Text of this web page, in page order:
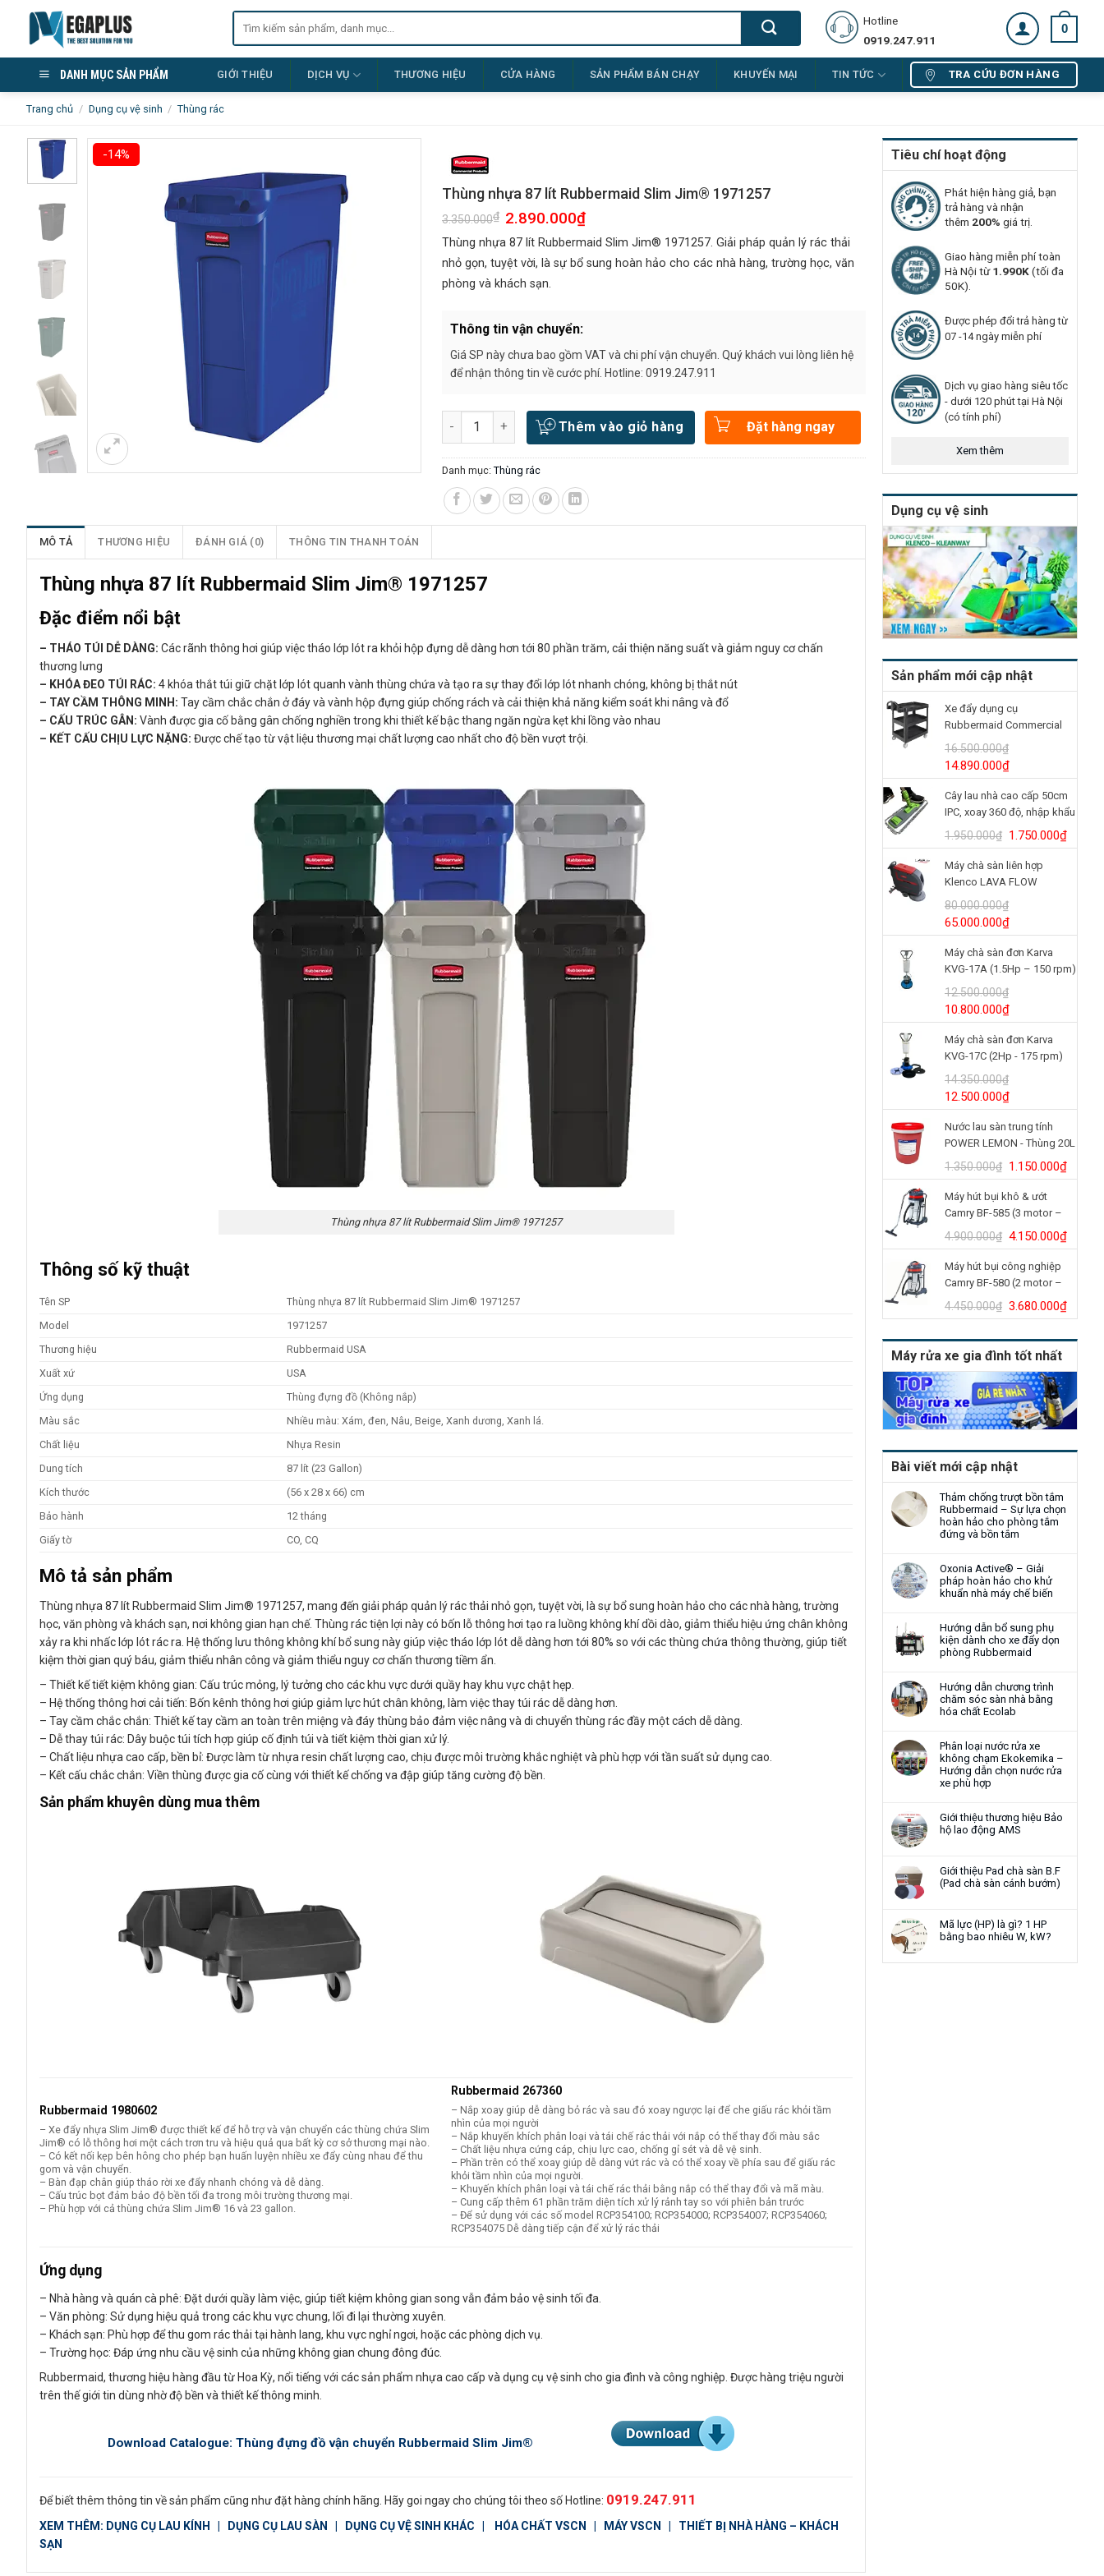
content
Tìm
Hotline
0919.247.911
0
DANH MỤC SẢN PHẨM GIỚI THIỆU DỊCH VỤ THƯƠNG HIỆU CỬA HÀNG SẢN PHẨM BÁN CHẠY KHUYẾN MẠI TIN TỨC TRA CỨU ĐƠN HÀNG
Trang chủ / Dụng cụ vệ sinh / Thùng rác
Tiêu chí hoạt động
Phát hiện hàng giả, bạn
trả hàng và nhận
thêm 200% giá trị.
Giao hàng miễn phí toàn
Hà Nội từ1.990K(tối đa
50K).
Được phép đổi trả hàng từ
07 -14 ngày miễn phí
Dịch vụ giao hàng siêu tốc
- dưới 120 phút tại Hà Nội
(có tính phí)
Xem thêm
Dụng cụ vệ sinh
Sản phẩm mới cập nhật
Xe đẩy dụng cụ
Rubbermaid Commercial
BRUTE® 3 tầng
Model/SKU: 2196862
16.500.000₫
Giá
gốc
là:
16.500.000₫.
14.890.000₫Giá
hiện
tại
là:
14.890.000₫.
Cây lau nhà cao cấp 50cm
IPC, xoay 360 độ, nhập khẩu
Italy
1.950.000₫ Giá
gốc
là:
1.950.000₫.
1.750.000₫Giá
hiện
Máy chà sàn liên hợp
Klenco LAVA FLOW
(24V/125Ah)
80.000.000₫
Giá
gốc
là:
80.000.000₫.
65.000.000₫Giá
hiện
tại
là:
Máy chà sàn đơn Karva
KVG-17A (1.5Hp – 150 rpm)
12.500.000₫
Giá
gốc
là:
12.500.000₫.
10.800.000₫Giá
hiện
tại
là:
Máy chà sàn đơn Karva
KVG-17C (2Hp - 175 rpm)
14.350.000₫
Giá
gốc
là:
14.350.000₫.
12.500.000₫Giá
hiện
tại
là:
12.500.000₫.
Nước lau sàn trung tính
POWER LEMON - Thùng 20L
1.350.000₫ Giá
gốc
là:
1.350.000₫.
1.150.000₫Giá
hiện
Máy hút bụi khô & ướt
Camry BF-585 (3 motor –
80L)
4.900.000₫ Giá
gốc
là:
4.900.000₫.
4.150.000₫Giá
hiện
Máy hút bụi công nghiệp
Camry BF-580 (2 motor –
70L)
4.450.000₫ Giá
gốc
là:
4.450.000₫.
3.680.000₫Giá
hiện
tại
Máy rửa xe gia đình tốt nhất
Bài viết mới cập nhật
Thảm chống trượt bồn tắm
Rubbermaid – Sự lựa chọn
hoàn hảo cho phòng tắm
đứng và bồn tắm
Oxonia Active® – Giải
pháp hoàn hảo cho khử
khuẩn nhà máy chế biến
Hướng dẫn bổ sung phụ
kiện dành cho xe đẩy dọn
phòng Rubbermaid
Hướng dẫn chương trình
chăm sóc sàn nhà bằng
hóa chất Ecolab
Phân loại nước rửa xe
không chạm Ekokemika –
Hướng dẫn chọn nước rửa
xe phù hợp
Giới thiệu thương hiệu Bảo
hộ lao động AMS
Giới thiệu Pad chà sàn B.F
(Pad chà sàn cánh bướm)
Mã lực (HP) là gì? 1 HP
bằng bao nhiêu W, kW?
-14%
Thùng nhựa 87 lít Rubbermaid Slim Jim® 1971257
3.350.000₫ Giá
gốc
là:
3.350.000₫.
2.890.000₫Giá
tại
là:
2.890.000₫.
Thùng nhựa 87 lít Rubbermaid Slim Jim® 1971257. Giải pháp quản lý rác thải
nhỏ gọn, tuyệt vời, là sự bổ sung hoàn hảo cho các nhà hàng, trường học, văn
phòng và khách sạn.
Thông tin vận chuyển:
Giá SP này chưa bao gồm VAT và chi phí vận chuyển. Quý khách vui lòng liên hệ
để nhận thông tin về cước phí. Hotline: 0919.247.911
Số lượng Thêm vào giỏ hàng Đặt hàng ngay
Danh mục: Thùng rác
MÔ TẢ THƯƠNG HIỆU ĐÁNH GIÁ (0) THÔNG TIN THANH TOÁN
Thùng nhựa 87 lít Rubbermaid Slim Jim® 1971257
Đặc điểm nổi bật
– THÁO TÚI DỄ DÀNG: Các rãnh thông hơi giúp việc tháo lớp lót ra khỏi hộp đựng dễ dàng hơn tới 80 phần trăm, cải thiện năng suất và giảm nguy cơ chấn
thương lưng
– KHÓA ĐEO TÚI RÁC: 4 khóa thắt túi giữ chặt lớp lót quanh vành thùng chứa và tạo ra sự thay đổi lớp lót nhanh chóng, không bị thắt nút
– TAY CẦM THÔNG MINH: Tay cầm chắc chắn ở đáy và vành hộp đựng giúp chống rách và cải thiện khả năng kiểm soát khi nâng và đổ
– CẤU TRÚC GÂN: Vành được gia cố bằng gân chống nghiền trong khi thiết kế bậc thang ngăn ngừa kẹt khi lồng vào nhau
– KẾT CẤU CHỊU LỰC NẶNG: Được chế tạo từ vật liệu thương mại chất lượng cao nhất cho độ bền vượt trội.
Thùng nhựa 87 lít Rubbermaid Slim Jim® 1971257
Thông số kỹ thuật
Tên SP
Thùng nhựa 87 lít Rubbermaid Slim Jim® 1971257
Model
1971257
Thương hiệu
Rubbermaid USA
Xuất xứ
USA
Ứng dụng
Thùng đựng đồ (Không nắp)
Màu sắc
Nhiều màu: Xám, đen, Nâu, Beige, Xanh dương, Xanh lá.
Chất liệu
Nhựa Resin
Dung tích
87 lít (23 Gallon)
Kích thước
(56 x 28 x 66) cm
Bảo hành
12 tháng
Giấy tờ
CO, CQ
Mô tả sản phẩm
Thùng nhựa 87 lít Rubbermaid Slim Jim® 1971257, mang đến giải pháp quản lý rác thải nhỏ gọn, tuyệt vời, là sự bổ sung hoàn hảo cho các nhà hàng, trường
học, văn phòng và khách sạn, nơi không gian hạn chế. Thùng rác tiện lợi này có bốn lỗ thông hơi tạo ra luồng không khí dồi dào, giảm thiểu hiệu ứng chân không
xảy ra khi nhấc lớp lót rác ra. Hệ thống lưu thông không khí bổ sung này giúp việc tháo lớp lót dễ dàng hơn tới 80% so với các thùng chứa thông thường, giúp tiết
kiệm thời gian quý báu, giảm thiểu nhân công và giảm thiểu nguy cơ chấn thương tiềm ẩn.
– Thiết kế tiết kiệm không gian: Cấu trúc mỏng, lý tưởng cho các khu vực dưới quầy hay khu vực chật hẹp.
– Hệ thống thông hơi cải tiến: Bốn kênh thông hơi giúp giảm lực hút chân không, làm việc thay túi rác dễ dàng hơn.
– Tay cầm chắc chắn: Thiết kế tay cầm an toàn trên miệng và đáy thùng bảo đảm việc nâng và di chuyển thùng rác đầy một cách dễ dàng.
– Dễ thay túi rác: Dây buộc túi tích hợp giúp cố định túi và tiết kiệm thời gian xử lý.
– Chất liệu nhựa cao cấp, bền bỉ: Được làm từ nhựa resin chất lượng cao, chịu được môi trường khắc nghiệt và phù hợp với tần suất sử dụng cao.
– Kết cấu chắc chắn: Viền thùng được gia cố cùng với thiết kế chống va đập giúp tăng cường độ bền.
Sản phẩm khuyên dùng mua thêm
Rubbermaid 1980602
– Xe đẩy nhựa Slim Jim® được thiết kế để hỗ trợ và vận chuyển các thùng chứa Slim
Jim® có lỗ thông hơi một cách trơn tru và hiệu quả qua bất kỳ cơ sở thương mại nào.
– Có kết nối kẹp bên hông cho phép bạn huấn luyện nhiều xe đẩy cùng nhau để thu
gom và vận chuyển.
– Bàn đạp chân giúp tháo rời xe đẩy nhanh chóng và dễ dàng.
– Cấu trúc bọt đảm bảo độ bền tối đa trong môi trường thương mại.
– Phù hợp với cả thùng chứa Slim Jim® 16 và 23 gallon.
Rubbermaid 267360
– Nắp xoay giúp dễ dàng bỏ rác và sau đó xoay ngược lại để che giấu rác khỏi tầm
nhìn của mọi người
– Nắp khuyến khích phân loại và tái chế rác thải với nắp có thể thay đổi màu sắc
– Chất liệu nhựa cứng cáp, chịu lực cao, chống gỉ sét và dễ vệ sinh.
– Phần trên có thể xoay giúp dễ dàng vứt rác và có thể xoay về phía sau để giấu rác
khỏi tầm nhìn của mọi người.
– Khuyến khích phân loại và tái chế rác thải bằng nắp có thể thay đổi và mã màu.
– Cung cấp thêm 61 phần trăm diện tích xử lý rảnh tay so với phiên bản trước
– Để sử dụng với các số model RCP354100; RCP354000; RCP354007; RCP354060;
RCP354075 Dễ dàng tiếp cận để xử lý rác thải
Ứng dụng
– Nhà hàng và quán cà phê: Đặt dưới quầy làm việc, giúp tiết kiệm không gian song vẫn đảm bảo vệ sinh tối đa.
– Văn phòng: Sử dụng hiệu quả trong các khu vực chung, lối đi lại thường xuyên.
– Khách sạn: Phù hợp để thu gom rác thải tại hành lang, khu vực nghỉ ngơi, hoặc các phòng dịch vụ.
– Trường học: Đáp ứng nhu cầu vệ sinh của những không gian chung đông đúc.
Rubbermaid, thương hiệu hàng đầu từ Hoa Kỳ, nổi tiếng với các sản phẩm nhựa cao cấp và dụng cụ vệ sinh cho gia đình và công nghiệp. Được hàng triệu người
trên thế giới tin dùng nhờ độ bền và thiết kế thông minh.
Download Catalogue: Thùng đựng đồ vận chuyển Rubbermaid Slim Jim®
Để biết thêm thông tin về sản phẩm cũng như đặt hàng chính hãng. Hãy goi ngay cho chúng tôi theo số Hotline: 0919.247.911
XEM THÊM: DỤNG CỤ LAU KÍNH DỤNG CỤ LAU SÀN DỤNG CỤ VỆ SINH KHÁC HÓA CHẤT VSCN MÁY VSCN
THIẾT BỊ NHÀ HÀNG – KHÁCH
SẠN